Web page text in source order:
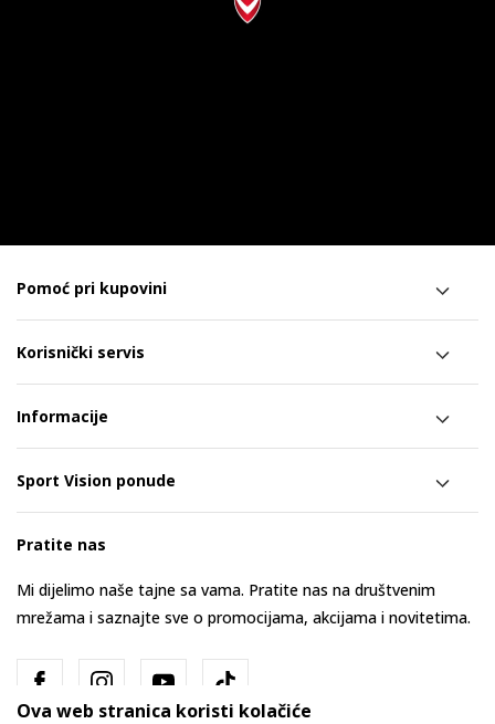
Pomoć pri kupovini
Korisnički servis
Informacije
Sport Vision ponude
Pratite nas
Mi dijelimo naše tajne sa vama. Pratite nas na društvenim
mrežama i saznajte sve o promocijama, akcijama i novitetima.
Ova web stranica koristi kolačiće